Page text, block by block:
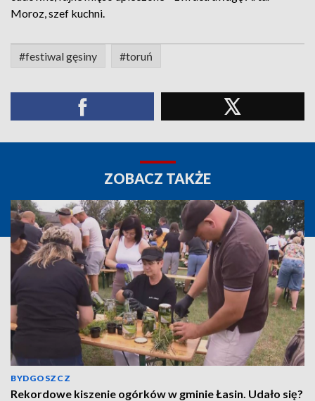
Moroz, szef kuchni.
#festiwal gęsiny #toruń
ZOBACZ TAKŻE
BYDGOSZCZ
Rekordowe kiszenie ogórków w gminie Łasin. Udało się?